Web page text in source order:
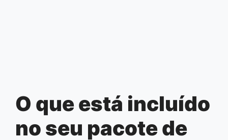
O que está incluído
no seu pacote de